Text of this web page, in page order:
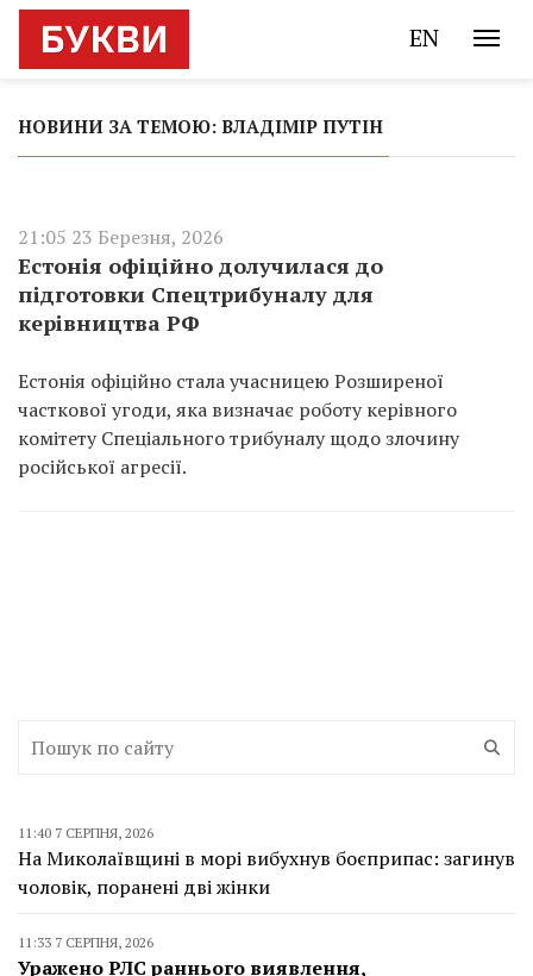
EN
НОВИНИ ЗА ТЕМОЮ: ВЛАДІМІР ПУТІН
21:05 23 Березня, 2026
Естонія офіційно долучилася до
підготовки Спецтрибуналу для
керівництва РФ
Естонія офіційно стала учасницею Розширеної
часткової угоди, яка визначає роботу керівного
комітету Спеціального трибуналу щодо злочину
російської агресії.
11:40 7 СЕРПНЯ, 2026
На Миколаївщині в морі вибухнув боєприпас: загинув
чоловік, поранені дві жінки
11:33 7 СЕРПНЯ, 2026
Уражено РЛС раннього виявлення,